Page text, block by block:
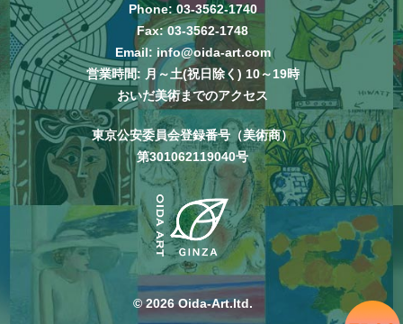
Phone: 03-3562-1740
Fax: 03-3562-1748
Email: info@oida-art.com
営業時間: 月～土(祝日除く) 10～19時
おいだ美術までのアクセス
東京公安委員会登録番号（美術商）
第301062119040号
© 2026 Oida-Art.ltd.